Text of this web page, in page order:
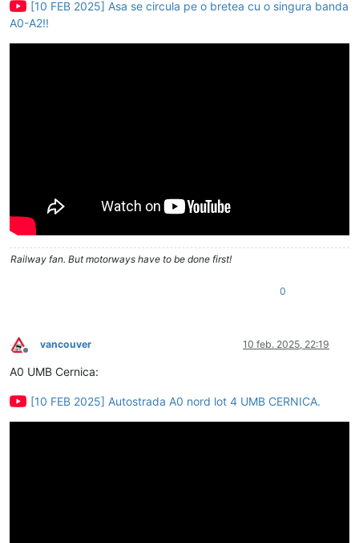
[10 FEB 2025] Asa se circula pe o bretea cu o singura banda
A0-A2!!
Railway fan. But motorways have to be done first!
0
Deconectat
vancouver 10 feb. 2025, 22:19
A0 UMB Cernica:
[10 FEB 2025] Autostrada A0 nord lot 4 UMB CERNICA.